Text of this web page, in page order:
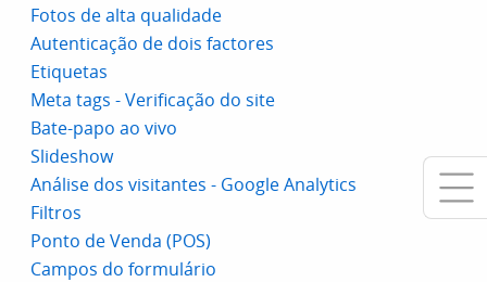
Fotos de alta qualidade
Autenticação de dois factores
Etiquetas
Meta tags - Verificação do site
Bate-papo ao vivo
Slideshow
Análise dos visitantes - Google Analytics
Filtros
Ponto de Venda (POS)
Campos do formulário